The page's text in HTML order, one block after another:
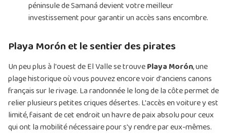
péninsule de Samaná devient votre meilleur
investissement pour garantir un accès sans encombre.
Playa Morón et le sentier des pirates
Un peu plus à l'ouest de El Valle se trouvePlaya Morón, une
plage historique où vous pouvez encore voir d'anciens canons
français sur le rivage. La randonnée le long de la côte permet de
relier plusieurs petites criques désertes. L'accès en voiture y est
limité, faisant de cet endroit un havre de paix absolu pour ceux
qui ont la mobilité nécessaire pour s'y rendre par eux-mêmes.